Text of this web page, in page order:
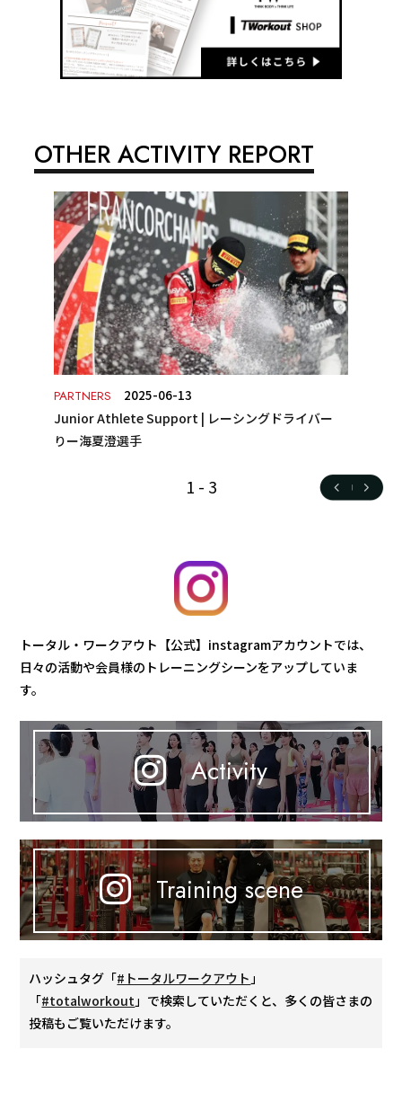
OTHER ACTIVITY REPORT
PARTNERS
2025-06-13
Junior Athlete Support | レーシングドライバー
りー海夏澄選手
1 - 3
トータル・ワークアウト【公式】instagramアカウントでは、
日々の活動や会員様のトレーニングシーンをアップしていま
す。
Activity
Training scene
ハッシュタグ「#トータルワークアウト」
「#totalworkout」で検索していただくと、多くの皆さまの
投稿もご覧いただけます。